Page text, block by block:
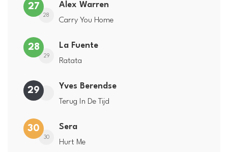
27
28
Alex Warren
Carry You Home
28
29
La Fuente
Ratata
29 Yves Berendse
Terug In De Tijd
30
30
Sera
Hurt Me